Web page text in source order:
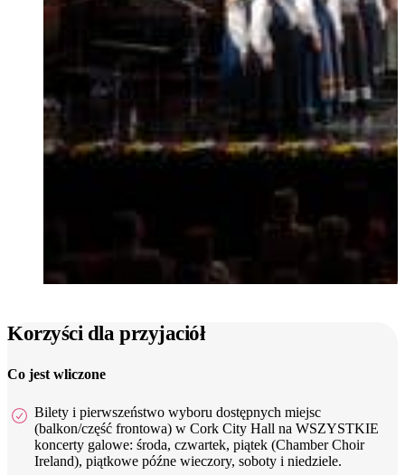
Korzyści dla przyjaciół
Co jest wliczone
Bilety i pierwszeństwo wyboru dostępnych miejsc
(balkon/część frontowa) w Cork City Hall na WSZYSTKIE
koncerty galowe: środa, czwartek, piątek (Chamber Choir
Ireland), piątkowe późne wieczory, soboty i niedziele.